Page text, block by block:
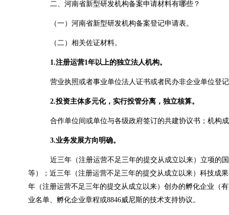
二、河南省新型研发机构备案申请材料有哪些？
（一）河南省新型研发机构备案登记申请表。
（二）相关佐证材料。
1.注册运营1年以上的独立法人机构。
营业执照或者事业单位法人证书或者民办非企业单位登
2.投资主体多元化，实行投管分离，独立核算。
合作单位间或单位与各级政府签订的共建协议书；机构
3.业务发展方向明确。
近三年（注册运营不足三年的提交从成立以来）立项的
等）；近三年（注册运营不足三年的提交从成立以来）科技成
年（注册运营不足三年的提交从成立以来）创办的孵化企业（
业名单、孵化企业章程或8846威尼斯的技术支持协议。